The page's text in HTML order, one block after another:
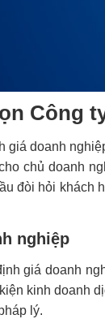
Công
giá doanh
chủ doanh
đòi hỏi khách
nghiệp
giá doanh
kinh doanh
lý.